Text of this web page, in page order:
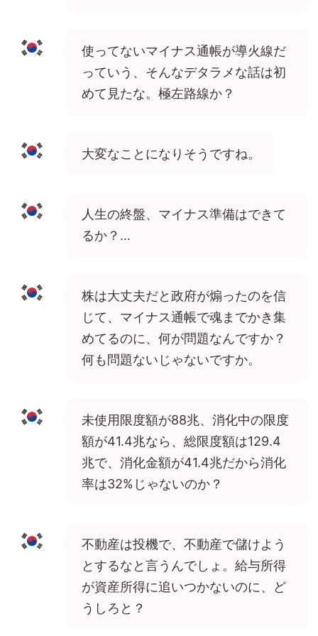
使ってないマイナス通帳が導火線だ
っていう、そんなデタラメな話は初
めて見たな。極左路線か？
大変なことになりそうですね。
人生の終盤、マイナス準備はできて
るか？…
株は大丈夫だと政府が煽ったのを信
じて、マイナス通帳で魂までかき集
めてるのに、何が問題なんですか？
何も問題ないじゃないですか。
未使用限度額が88兆、消化中の限度
額が41.4兆なら、総限度額は129.4
兆で、消化金額が41.4兆だから消化
率は32%じゃないのか？
不動産は投機で、不動産で儲けよう
とするなと言うんでしょ。給与所得
が資産所得に追いつかないのに、ど
うしろと？